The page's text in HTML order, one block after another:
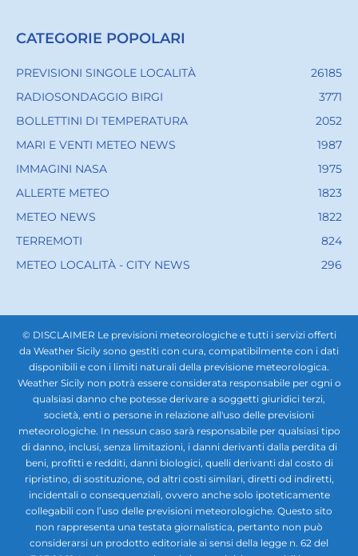
CATEGORIE POPOLARI
PREVISIONI SINGOLE LOCALITÀ
26185
RADIOSONDAGGIO BIRGI
3771
BOLLETTINI DI TEMPERATURA
2052
MARI E VENTI METEO NEWS
1987
IMMAGINI NASA
1975
ALLERTE METEO
1823
METEO NEWS
1822
TERREMOTI
824
METEO LOCALITÀ - CITY NEWS
296
© DISCLAIMER Le previsioni meteorologiche e tutti i servizi offerti
da Weather Sicily sono gestiti con cura, compatibilmente con i dati
disponibili e con i limiti naturali della previsione meteorologica.
Weather Sicily non potrà essere considerata responsabile per ogni o
qualsiasi danno che potesse derivare a soggetti giuridici terzi,
società, enti o persone in relazione all'uso delle previsioni
meteorologiche. In nessun caso sarà responsabile per qualsiasi tipo
di danno, inclusi, senza limitazioni, i danni derivanti dalla perdita di
beni, profitti e redditi, danni biologici, quelli derivanti dal costo di
ripristino, di sostituzione, od altri costi similari, diretti od indiretti,
incidentali o consequenziali, ovvero anche solo ipoteticamente
collegabili con l’uso delle previsioni meteorologiche. Questo sito
non rappresenta una testata giornalistica, pertanto non può
considerarsi un prodotto editoriale ai sensi della legge n. 62 del